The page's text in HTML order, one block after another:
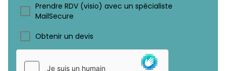
Prendre RDV (visio) avec un spécialiste
MailSecure
Obtenir un devis